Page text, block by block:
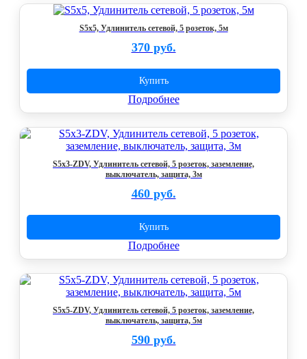
S5x5, Удлинитель сетевой, 5 розеток, 5м
370 руб.
Купить
Подробнее
S5x3-ZDV, Удлинитель сетевой, 5 розеток, заземление,
выключатель, защита, 3м
460 руб.
Купить
Подробнее
S5x5-ZDV, Удлинитель сетевой, 5 розеток, заземление,
выключатель, защита, 5м
590 руб.